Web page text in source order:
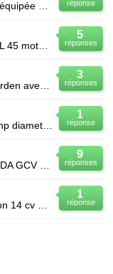
réponse
5
réponses
3
réponses
1
réponse
9
réponses
1
réponse